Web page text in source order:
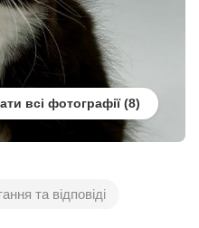
всі фотографії
та відповіді